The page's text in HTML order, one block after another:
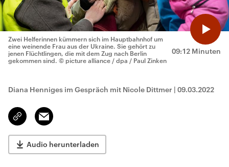
09:12 Minuten
Zwei Helferinnen kümmern sich im Hauptbahnhof um
eine weinende Frau aus der Ukraine. Sie gehört zu
jenen Flüchtlingen, die mit dem Zug nach Berlin
gekommen sind. © picture alliance / dpa / Paul Zinken
Diana Henniges im Gespräch mit Nicole Dittmer | 09.03.2022
Link
kopieren/teilen
Email
Audio herunterladen